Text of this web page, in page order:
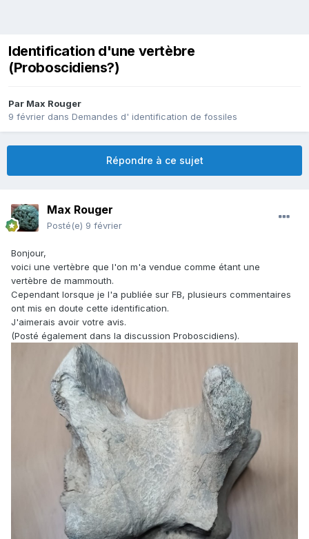
Identification d'une vertèbre
(Proboscidiens?)
Par Max Rouger
9 février dans Demandes d' identification de fossiles
Répondre à ce sujet
Max Rouger
Posté(e) 9 février
Bonjour,
voici une vertèbre que l'on m'a vendue comme étant une
vertèbre de mammouth.
Cependant lorsque je l'a publiée sur FB, plusieurs commentaires
ont mis en doute cette identification.
J'aimerais avoir votre avis.
(Posté également dans la discussion Proboscidiens).